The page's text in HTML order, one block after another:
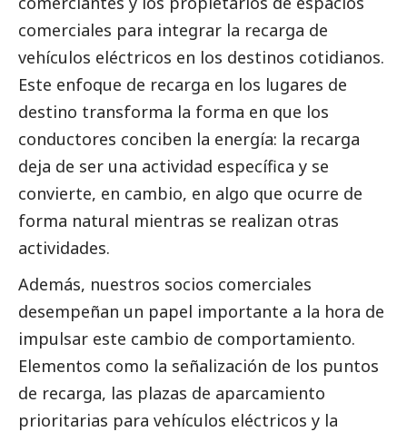
comerciales para integrar la recarga de
vehículos eléctricos en los destinos cotidianos.
Este enfoque de recarga en los lugares de
destino transforma la forma en que los
conductores conciben la energía: la recarga
deja de ser una actividad específica y se
convierte, en cambio, en algo que ocurre de
forma natural mientras se realizan otras
actividades.
Además, nuestros socios comerciales
desempeñan un papel importante a la hora de
impulsar este cambio de comportamiento.
Elementos como la señalización de los puntos
de recarga, las plazas de aparcamiento
prioritarias para vehículos eléctricos y la